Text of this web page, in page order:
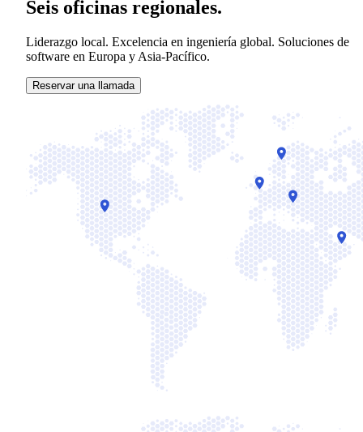
Seis oficinas regionales.
Liderazgo local. Excelencia en ingeniería global. Soluciones de
software en Europa y Asia-Pacífico.
Reservar una llamada